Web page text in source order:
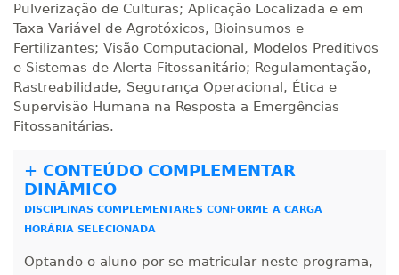
Pulverização de Culturas; Aplicação Localizada e em
Taxa Variável de Agrotóxicos, Bioinsumos e
Fertilizantes; Visão Computacional, Modelos Preditivos
e Sistemas de Alerta Fitossanitário; Regulamentação,
Rastreabilidade, Segurança Operacional, Ética e
Supervisão Humana na Resposta a Emergências
Fitossanitárias.
+ CONTEÚDO COMPLEMENTAR
DINÂMICO
DISCIPLINAS COMPLEMENTARES CONFORME A CARGA
HORÁRIA SELECIONADA
Optando o aluno por se matricular neste programa,